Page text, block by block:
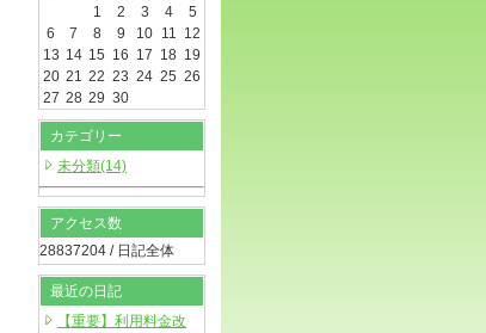
1 2 3 4
5
6
7 8 9 10 11 12
13 14 15 16 17 18 19
20 21 22 23 24 25 26
27 28 29 30
カテゴリー
未分類(14)
アクセス数
28837204 / 日記全体
最近の日記
【重要】利用料金改